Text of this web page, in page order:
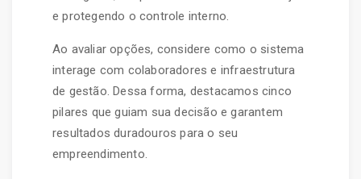
e protegendo o controle interno.
Ao avaliar opções, considere como o sistema
interage com colaboradores e infraestrutura
de gestão. Dessa forma, destacamos cinco
pilares que guiam sua decisão e garantem
resultados duradouros para o seu
empreendimento.